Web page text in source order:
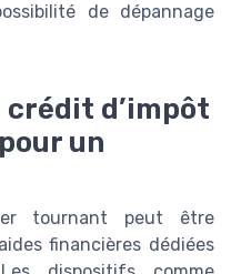
de dépannage
d’impôt
un
tournant peut être
financières dédiées